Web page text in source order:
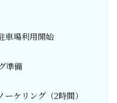
車場利用開始
準備
ケリング（2時間）